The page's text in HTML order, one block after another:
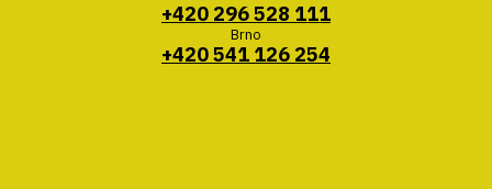
+420 296 528 111
Brno
+420 541 126 254